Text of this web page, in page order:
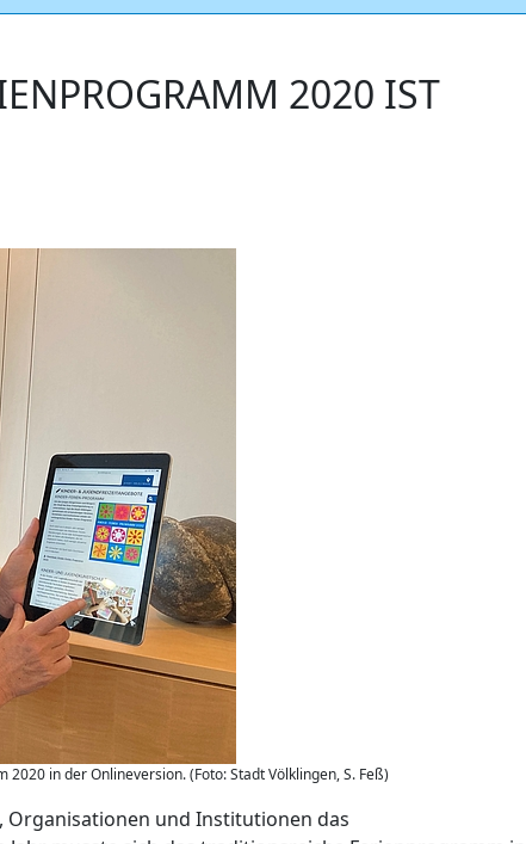
2020 IST
in der Onlineversion. (Foto: Stadt Völklingen, S. Feß)
Organisationen und Institutionen das